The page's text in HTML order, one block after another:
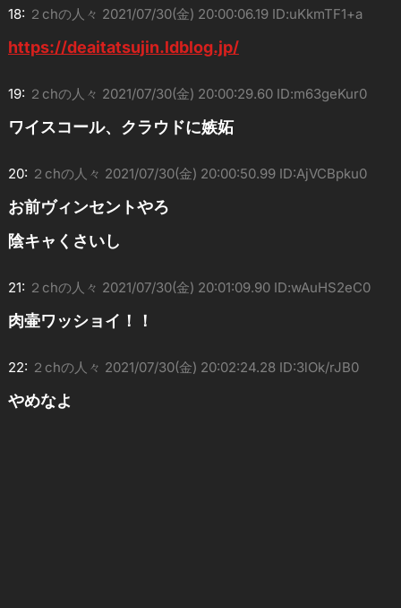
18: ２chの人々 2021/07/30(金) 20:00:06.19 ID:uKkmTF1+a
https://deaitatsujin.ldblog.jp/
19: ２chの人々 2021/07/30(金) 20:00:29.60 ID:m63geKur0
ワイスコール、クラウドに嫉妬
20: ２chの人々 2021/07/30(金) 20:00:50.99 ID:AjVCBpku0
お前ヴィンセントやろ
陰キャくさいし
21: ２chの人々 2021/07/30(金) 20:01:09.90 ID:wAuHS2eC0
肉壷ワッショイ！！
22: ２chの人々 2021/07/30(金) 20:02:24.28 ID:3lOk/rJB0
やめなよ